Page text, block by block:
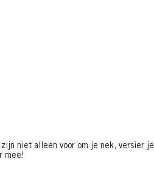
zijn niet alleen voor om je nek, versier je
mee!